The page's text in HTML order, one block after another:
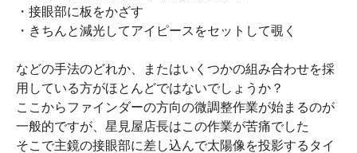
・接眼部に板をかざす
・きちんと減光してアイピースをセットして覗く
などの手法のどれか、またはいくつかの組み合わせを採
用している方がほとんどではないでしょうか？
ここからファインダーの方向の微調整作業が始まるのが
一般的ですが、星見屋店長はこの作業が苦痛でした
そこで主鏡の接眼部に差し込んで太陽像を投影するタイ